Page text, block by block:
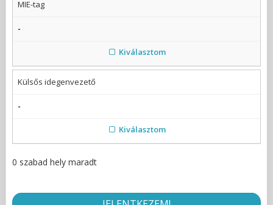
MIE-tag
-
Kiválasztom
Külsős idegenvezető
-
Kiválasztom
0 szabad hely maradt